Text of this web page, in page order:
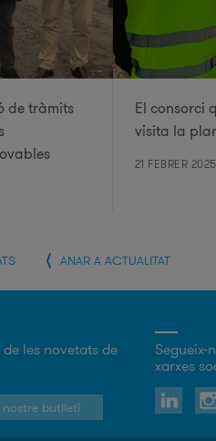
de tràmits
El consorci
visita la
21 FEBRER 2025
ANAR A ACTUALITAT
les novetats de
nostre butlletí
Segueix-
xarxes